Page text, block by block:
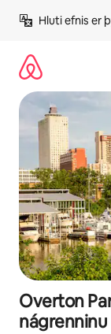
beint
Hluti efnis er
Overton
nágrenninu